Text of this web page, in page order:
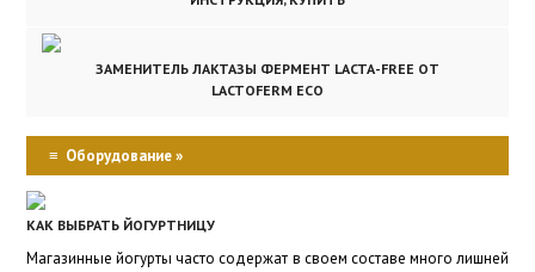
ЗАМЕНИТЕЛЬ ЛАКТАЗЫ ФЕРМЕНТ LACTA-FREE ОТ
LACTOFERM ECO
≡ Оборудование »
КАК ВЫБРАТЬ ЙОГУРТНИЦУ
Магазинные йогурты часто содержат в своем составе много лишней